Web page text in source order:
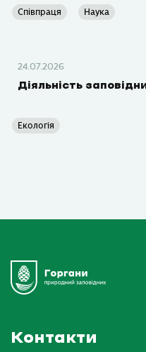
Співпраця Наука
24.07.2026
Діяльність
Екологія
Контакти